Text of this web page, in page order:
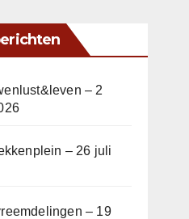
– 2
– 26 juli
– 19